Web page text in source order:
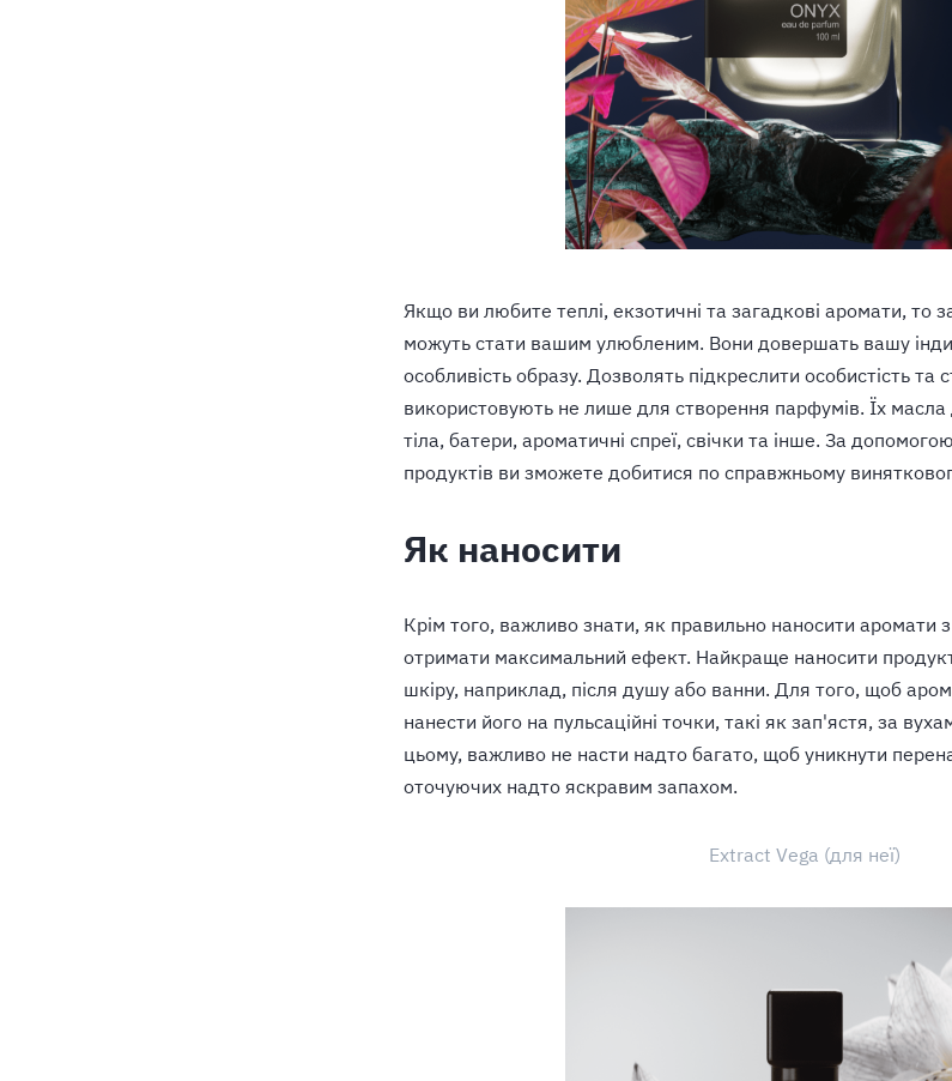
Якщо ви любите теплі, екзотичні та загадкові аромати, то
можуть стати вашим улюбленим. Вони довершать вашу
особливість образу. Дозволять підкреслити особистість та
використовують не лише для створення парфумів. Їх
тіла, батери, ароматичні спреї, свічки та інше. За допомогою
продуктів ви зможете добитися по справжньому
Як наносити
Крім того, важливо знати, як правильно наносити аромати
отримати максимальний ефект. Найкраще наносити
шкіру, наприклад, після душу або ванни. Для того, щоб
нанести його на пульсаційні точки, такі як зап'ястя, за
цьому, важливо не насти надто багато, щоб уникнути
оточуючих надто яскравим запахом.
Extract Vega (для неї)